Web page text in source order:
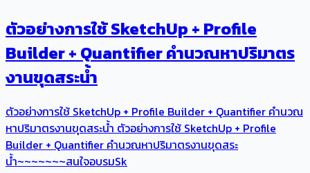
ตัวอย่างการใช้ SketchUp + Profile
Builder + Quantifier คำนวณหาปริมาตร
งานขุดสระน้ำ
ตัวอย่างการใช้ SketchUp + Profile Builder + Quantifier คำนวณ
หาปริมาตรงานขุดสระน้ำ ตัวอย่างการใช้ SketchUp + Profile
Builder + Quantifier คำนวณหาปริมาตรงานขุดสระ
น้ำ~~~~~~~สนใจอบรมSk